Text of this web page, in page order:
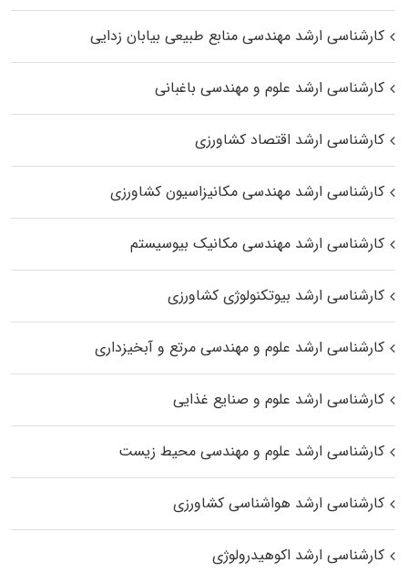
کارشناسی ارشد مهندسی منابع طبیعی بیابان زدایی
کارشناسی ارشد علوم و مهندسی باغبانی
کارشناسی ارشد اقتصاد کشاورزی
کارشناسی ارشد مهندسی مکانیزاسیون کشاورزی
کارشناسی ارشد مهندسی مکانیک بیوسیستم
کارشناسی ارشد بیوتکنولوژی کشاورزی
کارشناسی ارشد علوم و مهندسی مرتع و آبخیزداری
کارشناسی ارشد علوم و صنایع غذایی
کارشناسی ارشد علوم و مهندسی محیط زیست
کارشناسی ارشد هواشناسی کشاورزی
کارشناسی ارشد اکوهیدرولوژی